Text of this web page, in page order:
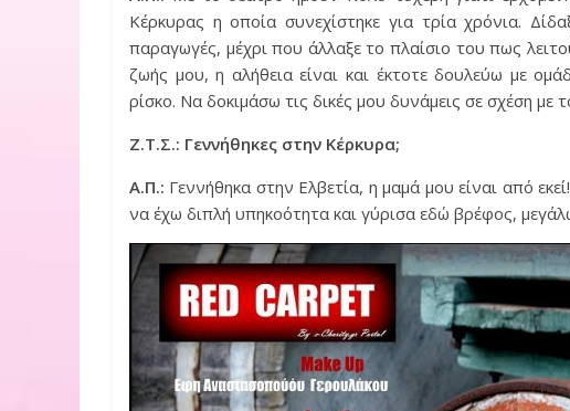
Κέρκυρας η οποία συνεχίστηκε για τρία χρόνια.
παραγωγές, μέχρι που άλλαξε το πλαίσιο του πως
ζωής μου, η αλήθεια είναι και έκτοτε δουλεύω με
ρίσκο. Να δοκιμάσω τις δικές μου δυνάμεις σε σχέση
Ζ.Τ.Σ.: Γεννήθηκες στην Κέρκυρα;
Α.Π.: Γεννήθηκα στην Ελβετία, η μαμά μου είναι από
να έχω διπλή υπηκοότητα και γύρισα εδώ βρέφος,